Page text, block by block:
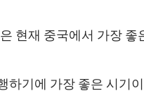
현재 중국에서 가장
하기에 가장 좋은 시기